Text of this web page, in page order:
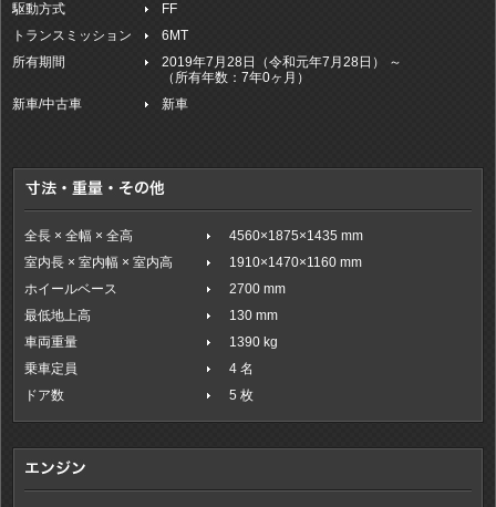
駆動方式
FF
トランスミッション
6MT
所有期間
2019年7月28日（令和元年7月28日） ～
（所有年数：7年0ヶ月）
新車/中古車
新車
全長 × 全幅 × 全高
4560×1875×1435 mm
室内長 × 室内幅 × 室内高
1910×1470×1160 mm
ホイールベース
2700 mm
最低地上高
130 mm
車両重量
1390 kg
乗車定員
4 名
ドア数
5 枚